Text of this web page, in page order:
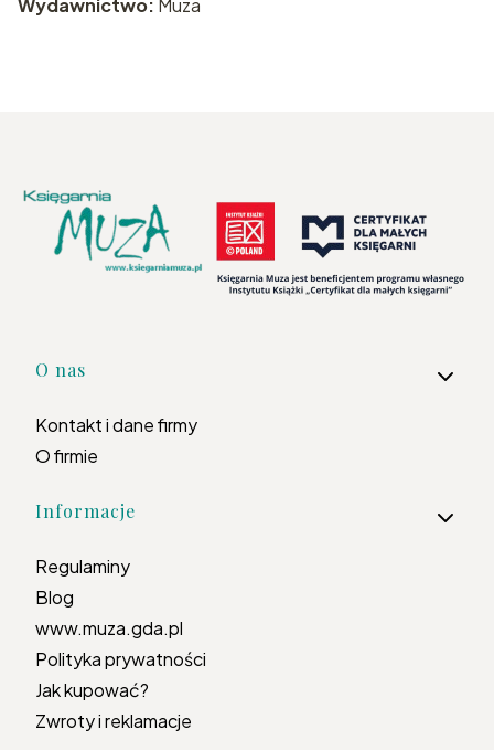
Wydawnictwo: Muza
Linki w stopce
O nas
Kontakt i dane firmy
O firmie
Informacje
Regulaminy
Blog
www.muza.gda.pl
Polityka prywatności
Jak kupować?
Zwroty i reklamacje